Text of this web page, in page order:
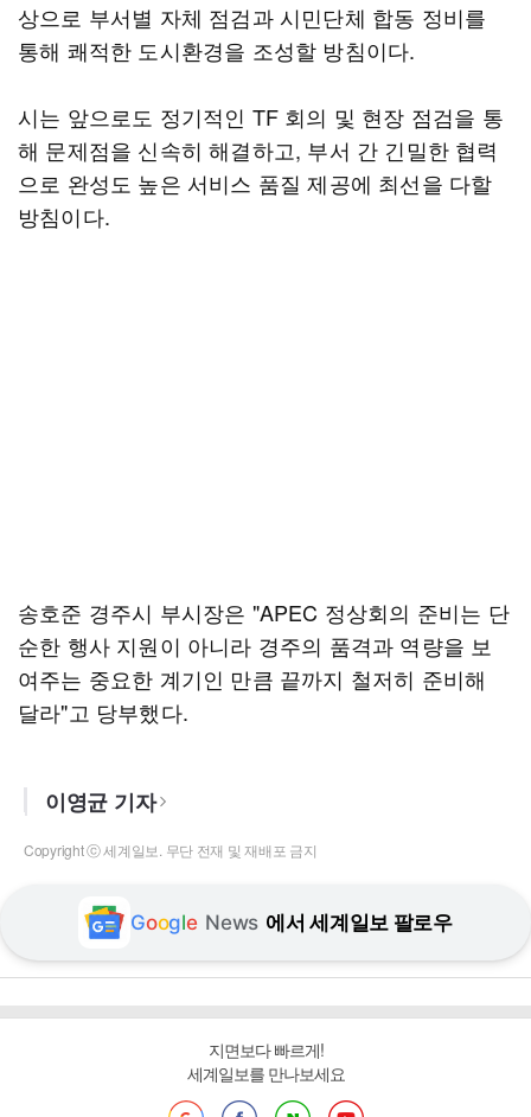
상으로 부서별 자체 점검과 시민단체 합동 정비를
통해 쾌적한 도시환경을 조성할 방침이다.
시는 앞으로도 정기적인 TF 회의 및 현장 점검을 통
해 문제점을 신속히 해결하고, 부서 간 긴밀한 협력
으로 완성도 높은 서비스 품질 제공에 최선을 다할
방침이다.
송호준 경주시 부시장은 "APEC 정상회의 준비는 단
순한 행사 지원이 아니라 경주의 품격과 역량을 보
여주는 중요한 계기인 만큼 끝까지 철저히 준비해
달라"고 당부했다.
이영균 기자
Copyright ⓒ 세계일보. 무단 전재 및 재배포 금지
Google News 에서 세계일보 팔로우
지면보다 빠르게!
세계일보를 만나보세요